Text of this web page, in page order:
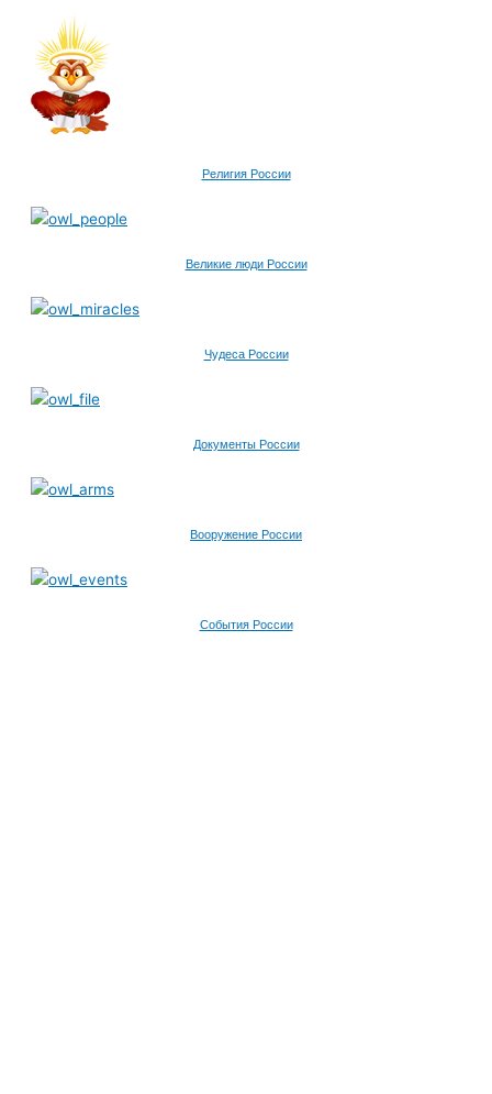
Религия России
Великие люди России
Чудеса России
Документы России
Вооружение России
События России